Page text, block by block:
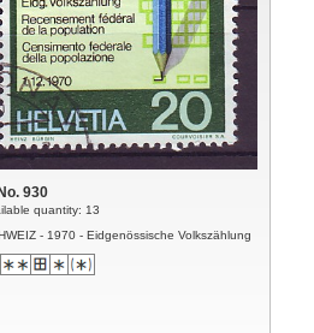
930
quantity: 13
- 1970 - Eidgenössische Volkszählung